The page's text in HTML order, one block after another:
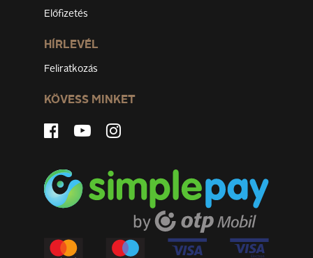
Előfizetés
HÍRLEVÉL
Feliratkozás
KÖVESS MINKET